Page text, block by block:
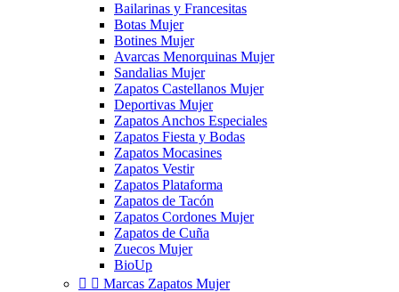
Bailarinas y Francesitas
Botas Mujer
Botines Mujer
Avarcas Menorquinas Mujer
Sandalias Mujer
Zapatos Castellanos Mujer
Deportivas Mujer
Zapatos Anchos Especiales
Zapatos Fiesta y Bodas
Zapatos Mocasines
Zapatos Vestir
Zapatos Plataforma
Zapatos de Tacón
Zapatos Cordones Mujer
Zapatos de Cuña
Zuecos Mujer
BioUp
  Marcas Zapatos Mujer